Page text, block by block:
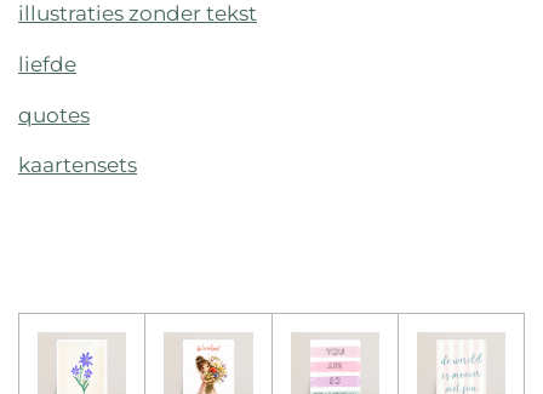
illustraties zonder tekst
liefde
quotes
kaartensets